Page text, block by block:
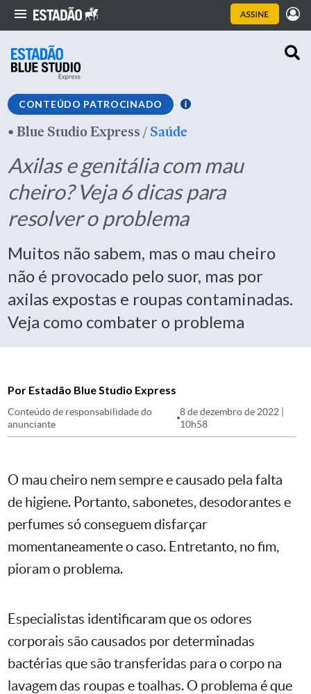
CONTEÚDO PATROCINADO
•Blue Studio Express/Saúde
Axilas e genitália com mau
cheiro? Veja 6 dicas para
resolver o problema
Muitos não sabem, mas o mau cheiro
não é provocado pelo suor, mas por
axilas expostas e roupas contaminadas.
Veja como combater o problema
Por Estadão Blue Studio Express
Conteúdo de responsabilidade do
anunciante
8 de dezembro de 2022 |
10h58
O mau cheiro nem sempre e causado pela falta
de higiene. Portanto, sabonetes, desodorantes e
perfumes só conseguem disfarçar
momentaneamente o caso. Entretanto, no fim,
pioram o problema.
Especialistas identificaram que os odores
corporais são causados por determinadas
bactérias que são transferidas para o corpo na
lavagem das roupas e toalhas. O problema é que